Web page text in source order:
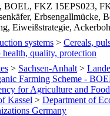
FKZ 15EPS023,
Erbsengallmücke,
Eiweißstrategie,
systems > Cereals,
health, quality, protection
> Sachsen-Anhalt >
Farming Scheme -
for Agriculture and
Kassel > Department of
Germany